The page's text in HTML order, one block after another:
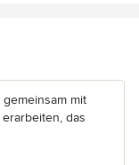
mit
das